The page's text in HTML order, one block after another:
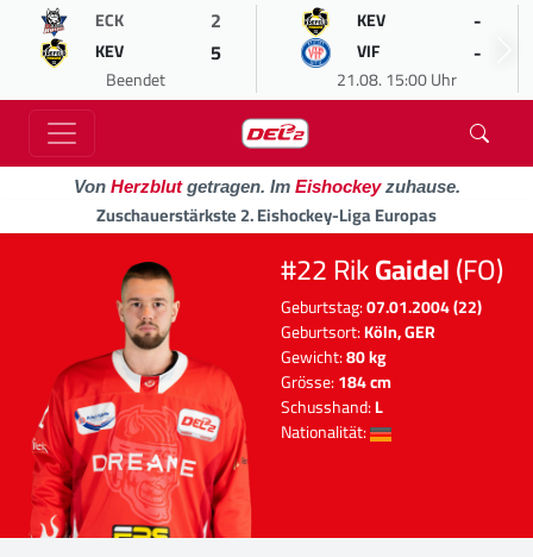
ECK 2
KEV 5
Beendet
KEV -
VIF -
21.08. 15:00 Uhr
Von Herzblutgetragen. Im Eishockeyzuhause.
Zuschauerstärkste 2. Eishockey-Liga Europas
#22 RikGaidel(FO)
Geburtstag:07.01.2004 (22)
Geburtsort:Köln, GER
Gewicht:80 kg
Grösse:184 cm
Schusshand:L
Nationalität: